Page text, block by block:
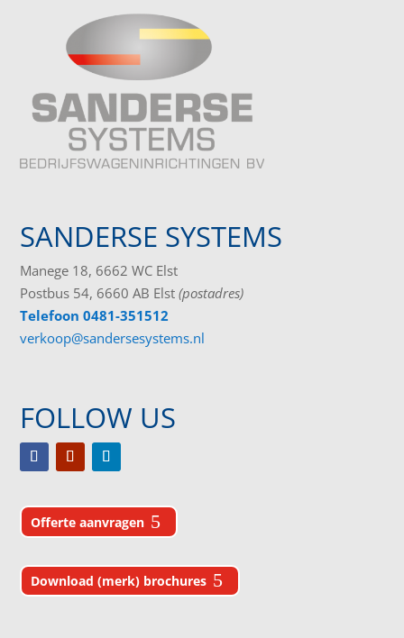
SANDERSE SYSTEMS
Manege 18, 6662 WC Elst
Postbus 54, 6660 AB Elst (postadres)
Telefoon 0481-351512
verkoop@sandersesystems.nl
FOLLOW US
Offerte aanvragen
Download (merk) brochures